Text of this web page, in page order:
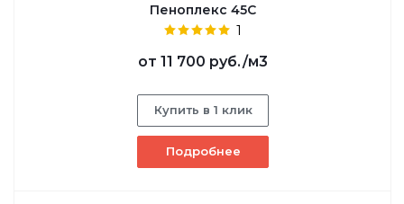
Пеноплекс 45С
1
от 11 700 руб./м3
Купить в 1 клик
Подробнее